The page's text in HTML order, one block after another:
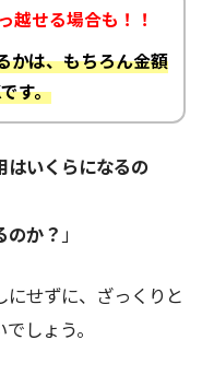
越せる場合も！！
かは、もちろん金額
す。
はいくらになるの
のか？」
せずに、ざっくりと
しょう。